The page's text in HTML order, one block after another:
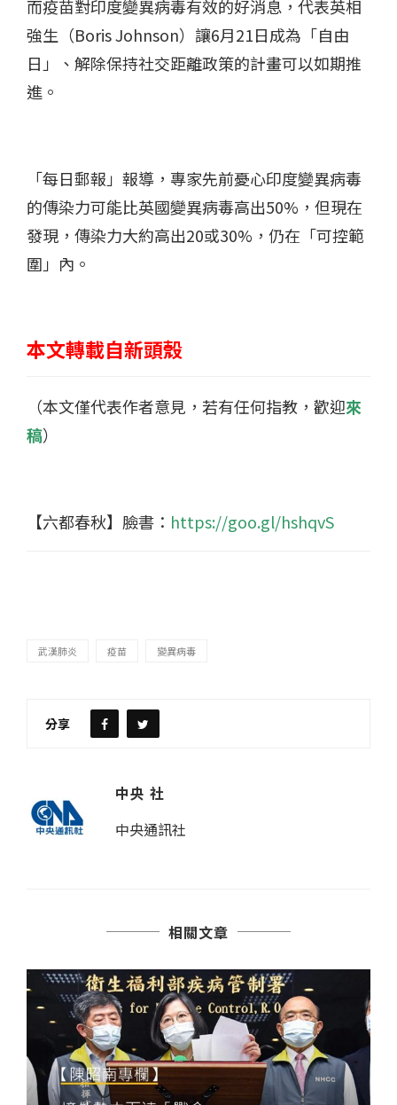
而疫苗對印度變異病毒有效的好消息，代表英相
強生（Boris Johnson）讓6月21日成為「自由
日」、解除保持社交距離政策的計畫可以如期推
進。
「每日郵報」報導，專家先前憂心印度變異病毒
的傳染力可能比英國變異病毒高出50%，但現在
發現，傳染力大約高出20或30%，仍在「可控範
圍」內。
本文轉載自新頭殼
（本文僅代表作者意見，若有任何指教，歡迎來
稿）
【六都春秋】臉書： https://goo.gl/hshqvS
武漢肺炎 疫苗 變異病毒
分享
中央 社
中央通訊社
相關文章